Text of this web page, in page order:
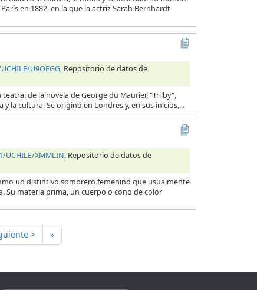
en 1882, en la que la actriz Sarah Bernhardt
U9OFGG, Repositorio de datos de
de la novela de George du Maurier, "Trilby",
la cultura. Se originó en Londres y, en sus inicios,...
XMMLIN, Repositorio de datos de
un distintivo sombrero femenino que usualmente
Su materia prima, un cuerpo o cono de color
> »